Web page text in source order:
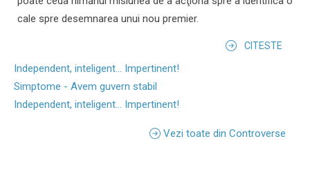
cale spre desemnarea unui nou premier.
CITESTE
Independent, inteligent... Impertinent!
Simptome - Avem guvern stabil
Independent, inteligent... Impertinent!
Vezi toate din Controverse